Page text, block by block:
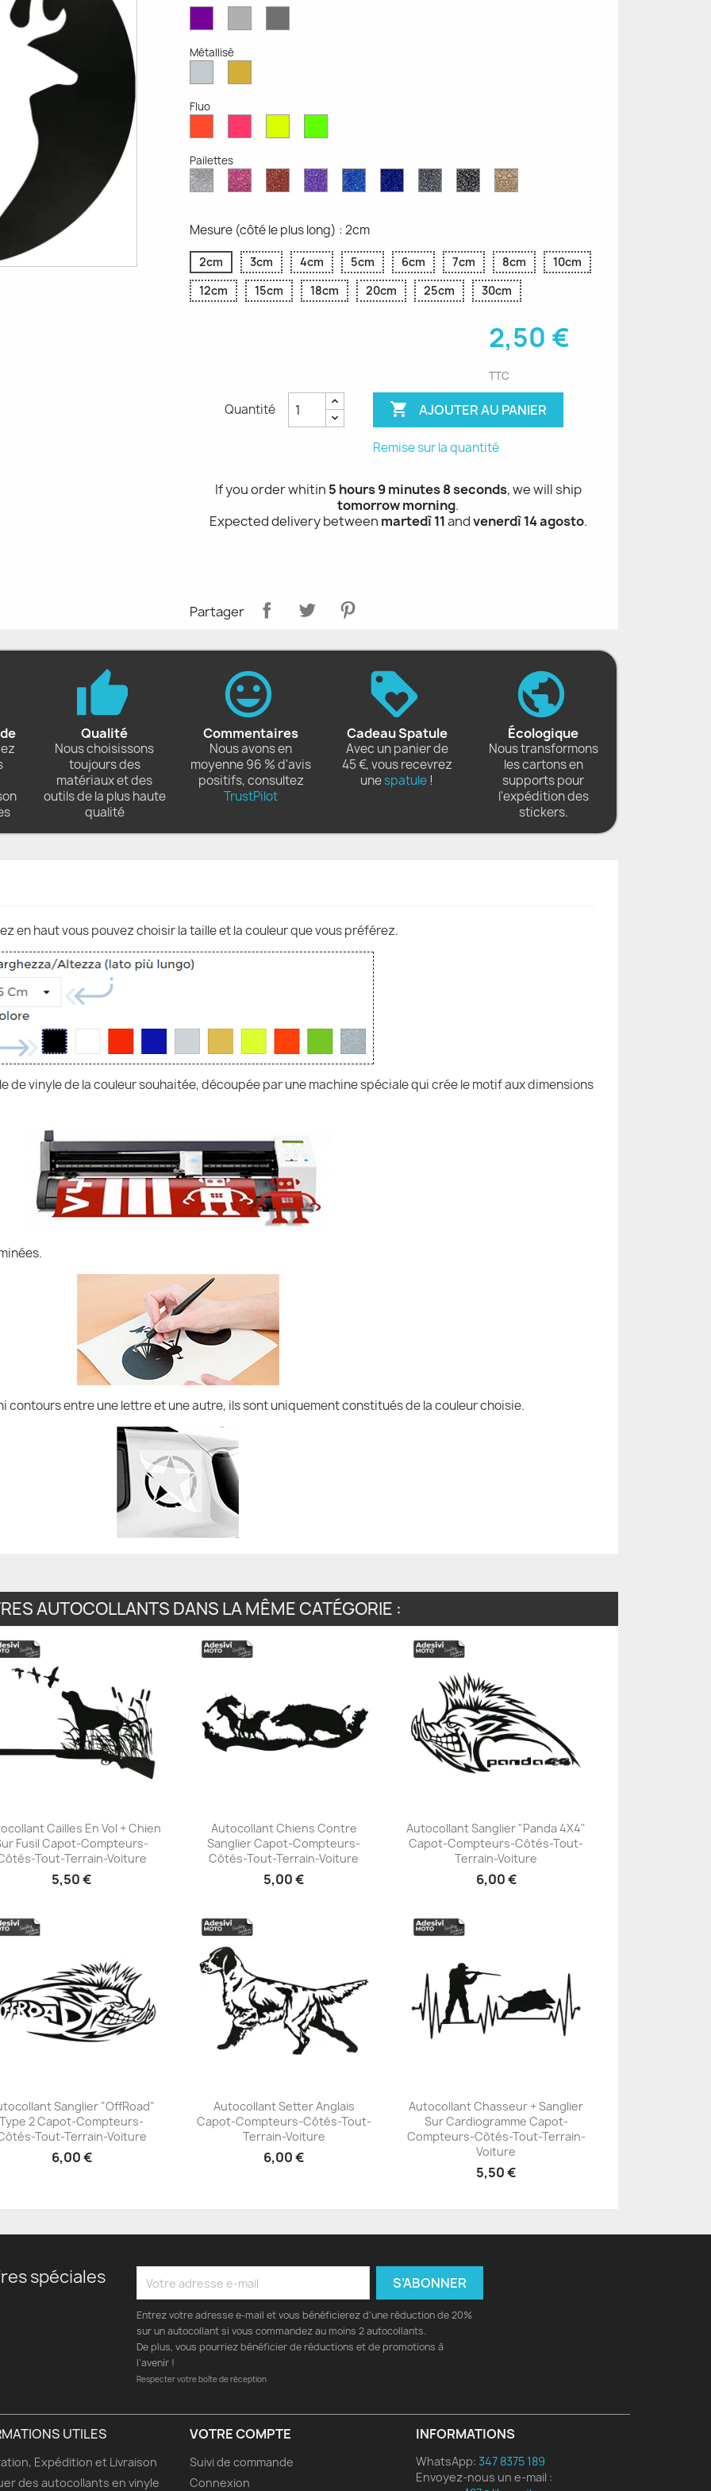
Mat
Clair
Foncé
Métallisé
MétalliséMétallique
Fluo
Fluo
Fluo
Fluo
Fluo
Pailettes
Diamant
Scintillant
Paillettes
Roses
Paillettes
Rouges
Paillettes
Violettes
Saphir
Bleu
Paillettes
Bleu
Gris
Pailleté
Paillettes
Noires
Paillettes
d'Or
Mesure (côté le plus long) : 2cm
2cm 3cm 4cm 5cm 6cm 7cm 8cm
10cm
12cm
15cm 18cm 20cm 25cm 30cm
2,50 €
TTC
Quantité  AJOUTER AU PANIER
Remise sur la quantité
If you order whitin 5 hours 9 minutes 7 seconds, we will ship
tomorrow morning.
Expected delivery between martedì 11andvenerdì 14 agosto.
Partager
Qualité
Nous choisissons
toujours des
matériaux et des
outils de la plus haute
qualité
Commentaires
Nous avons en
moyenne 96 % d'avis
positifs, consultez
TrustPilot
Cadeau Spatule
Avec un panier de
45 €, vous recevrez
unespatule !
Écologique
Nous transformons
les cartons en
supports pour
l'expédition des
stickers.
en haut vous pouvez choisir la taille et la couleur que vous préférez.
de vinyle de la couleur souhaitée, découpée par une machine spéciale qui crée le motif aux dimensions
contours entre une lettre et une autre, ils sont uniquement constitués de la couleur choisie.
AUTOCOLLANTS DANS LA MÊME CATÉGORIE :
+23
Cailles En Vol + Chien
Fusil Capot-Compteurs-
Tout-Terrain-Voiture
5,50 €
+23
Autocollant Chiens Contre
Sanglier Capot-Compteurs-
Côtés-Tout-Terrain-Voiture
5,00 €
+23
Autocollant Sanglier "Panda 4X4"
Capot-Compteurs-Côtés-Tout-
Terrain-Voiture
6,00 €
+23
Sanglier "OffRoad"
Type 2 Capot-Compteurs-
Tout-Terrain-Voiture
6,00 €
+23
Autocollant Setter Anglais
Capot-Compteurs-Côtés-Tout-
Terrain-Voiture
6,00 €
+23
Autocollant Chasseur + Sanglier
Sur Cardiogramme Capot-
Compteurs-Côtés-Tout-Terrain-
Voiture
5,50 €
spéciales
Entrez votre adresse e-mail et vous bénéficierez d'une réduction de 20%
sur un autocollant si vous commandez au moins 2 autocollants.
De plus, vous pourriez bénéficier de réductions et de promotions à
l’avenir !
Respecter votre boîte de réception
UTILES
Expédition et Livraison
des autocollants en vinyle
VOTRE COMPTE
Suivi de commande
Connexion
INFORMATIONS
WhatsApp: 347 8375 189
Envoyez-nous un e-mail :